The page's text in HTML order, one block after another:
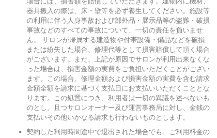
器具搬入の際は、床・壁等を必ず養生してください。施設等
の利用に伴う人身事故および部外品・展示品等の盗難・破損
事故などのすべての事故について、一切の責任を負いませ
ん。 サロンが帰属する建造物や付帯設備・備品などを破損
または紛失した場合、修理代等として損害賠償して頂く場合
がございます。また、上記が原因でサロンが利用出来なくな
った場合は、損害金額の実費をご負担いただくことがござい
ます。この場合、修理金額および損害金額の実費を含む請求
金額全額を請求に基づく支払日にお支払いいただくこととな
ります。この処置につき、利用者は一切の異議を述べないも
のとし、且つサロンオーナー及び運営事務局に対し、金銭の
支払いその他いかなる請求も行わないものとします。
契約した利用時間途中で退出された場合でも、ご利用料金の